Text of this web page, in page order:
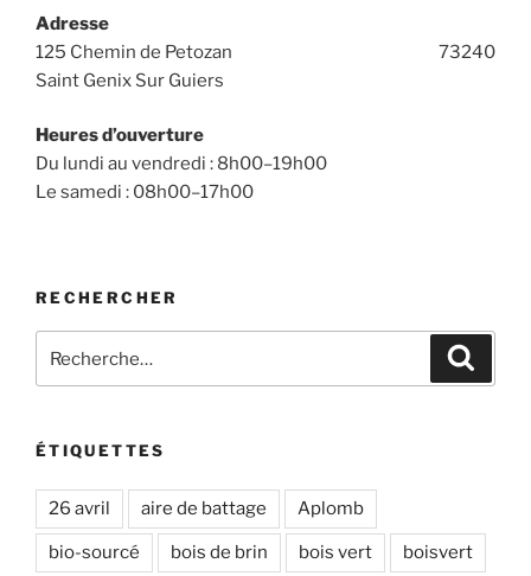
Adresse
125 Chemin de Petozan 73240
Saint Genix Sur Guiers
Heures d’ouverture
Du lundi au vendredi : 8h00–19h00
Le samedi : 08h00–17h00
RECHERCHER
pour
ÉTIQUETTES
26 avril aire de battage Aplomb
bio-sourcé bois de brin bois vert boisvert